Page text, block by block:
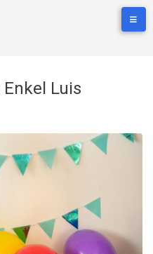
Enkel Luis